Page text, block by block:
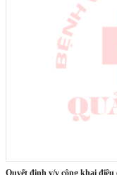
quyết định v/v công khai